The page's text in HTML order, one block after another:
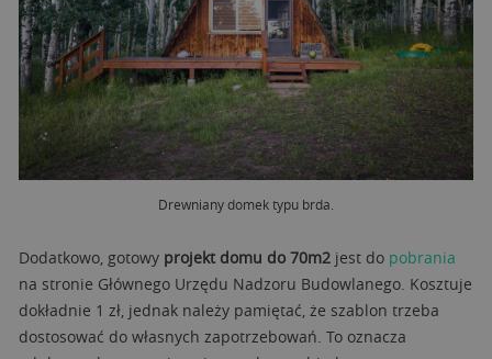
Drewniany domek typu brda.
Dodatkowo, gotowy projekt domu do 70m2 jest do pobrania
na stronie Głównego Urzędu Nadzoru Budowlanego. Kosztuje
dokładnie 1 zł, jednak należy pamiętać, że szablon trzeba
dostosować do własnych zapotrzebowań. To oznacza